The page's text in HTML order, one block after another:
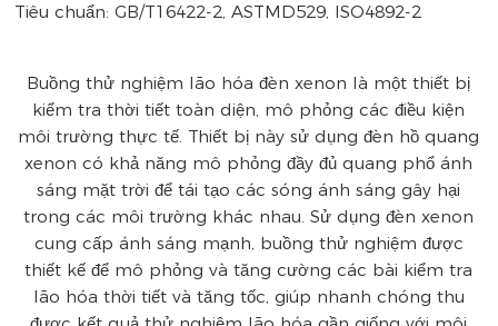
Tiêu chuẩn: GB/T16422-2, ASTMD529, ISO4892-2
Buồng thử nghiệm lão hóa đèn xenon là một thiết bị
kiểm tra thời tiết toàn diện, mô phỏng các điều kiện
môi trường thực tế. Thiết bị này sử dụng đèn hồ quang
xenon có khả năng mô phỏng đầy đủ quang phổ ánh
sáng mặt trời để tái tạo các sóng ánh sáng gây hại
trong các môi trường khác nhau. Sử dụng đèn xenon
cung cấp ánh sáng mạnh, buồng thử nghiệm được
thiết kế để mô phỏng và tăng cường các bài kiểm tra
lão hóa thời tiết và tăng tốc, giúp nhanh chóng thu